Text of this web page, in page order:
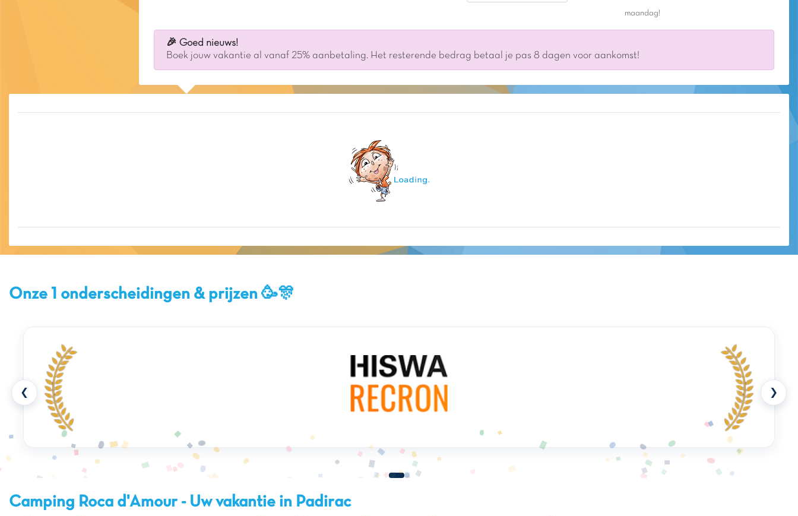
maandag!
🎉 Goed nieuws!
Boek jouw vakantie al vanaf 25% aanbetaling. Het resterende bedrag betaal je pas 8 dagen voor aankomst!
Onze 1 onderscheidingen & prijzen 🥳🎊
❮ ❯
Camping Roca d'Amour - Uw vakantie in Padirac